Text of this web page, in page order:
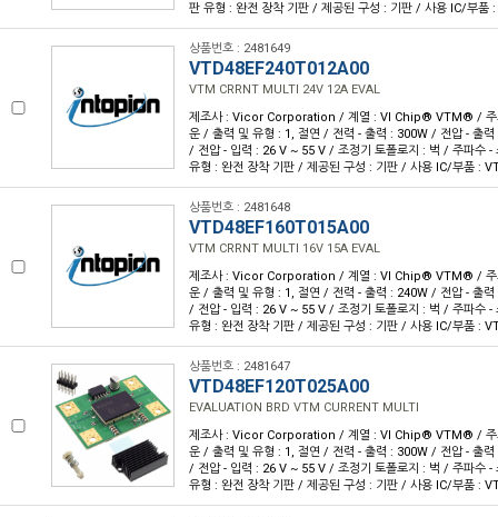
판 유형 : 완전 장착 기판 / 제공된 구성 : 기판 / 사용 IC/부품
상품번호 : 2481649
VTD48EF240T012A00
VTM CRRNT MULTI 24V 12A EVAL
제조사 : Vicor Corporation / 계열 : VI Chip® VTM® / 주
운 / 출력 및 유형 : 1, 절연 / 전력 - 출력 : 300W / 전압 - 출
/ 전압 - 입력 : 26 V ~ 55 V / 조정기 토폴로지 : 벅 / 주파수
유형 : 완전 장착 기판 / 제공된 구성 : 기판 / 사용 IC/부품 :
상품번호 : 2481648
VTD48EF160T015A00
VTM CRRNT MULTI 16V 15A EVAL
제조사 : Vicor Corporation / 계열 : VI Chip® VTM® / 주
운 / 출력 및 유형 : 1, 절연 / 전력 - 출력 : 240W / 전압 - 출
/ 전압 - 입력 : 26 V ~ 55 V / 조정기 토폴로지 : 벅 / 주파수
유형 : 완전 장착 기판 / 제공된 구성 : 기판 / 사용 IC/부품 :
상품번호 : 2481647
VTD48EF120T025A00
EVALUATION BRD VTM CURRENT MULTI
제조사 : Vicor Corporation / 계열 : VI Chip® VTM® / 주
운 / 출력 및 유형 : 1, 절연 / 전력 - 출력 : 300W / 전압 - 출
/ 전압 - 입력 : 26 V ~ 55 V / 조정기 토폴로지 : 벅 / 주파수
유형 : 완전 장착 기판 / 제공된 구성 : 기판 / 사용 IC/부품 :